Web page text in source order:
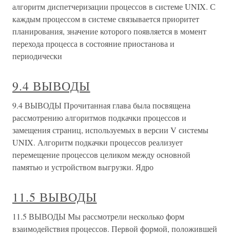
алгоритм диспетчеризации процессов в системе UNIX. С
каждым процессом в системе связывается приоритет
планирования, значение которого появляется в момент
перехода процесса в состояние приостанова и
периодически
9.4 ВЫВОДЫ
9.4 ВЫВОДЫ Прочитанная глава была посвящена
рассмотрению алгоритмов подкачки процессов и
замещения страниц, используемых в версии V системы
UNIX. Алгоритм подкачки процессов реализует
перемещение процессов целиком между основной
памятью и устройством выгрузки. Ядро
11.5 ВЫВОДЫ
11.5 ВЫВОДЫ Мы рассмотрели несколько форм
взаимодействия процессов. Первой формой, положившей